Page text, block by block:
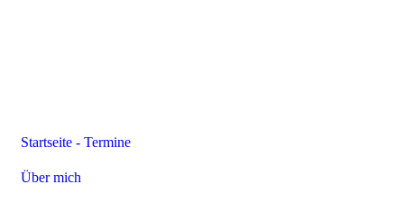
Startseite - Termine
Über mich